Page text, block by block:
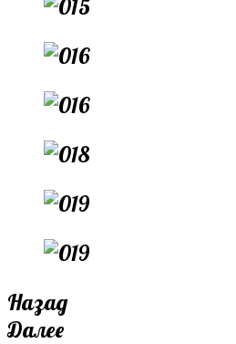
Назад
Далее